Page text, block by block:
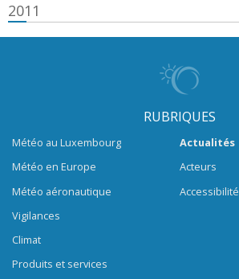
2011
RUBRIQUES
Météo au Luxembourg
Météo en Europe
Météo aéronautique
Vigilances
Climat
Produits et services
Actualités
Acteurs
Accessibilité